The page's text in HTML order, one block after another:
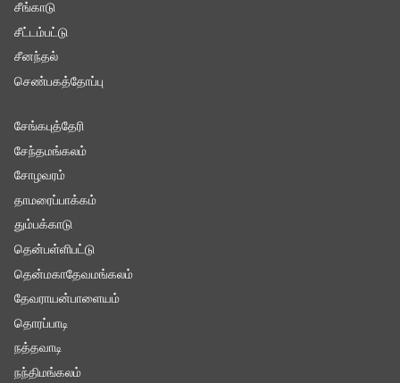
சீங்காடு
சீட்டம்பட்டு
சீனந்தல்
செண்பகத்தோப்பு
சேங்கபுத்தேரி
சேந்தமங்கலம்
சோழவரம்
தாமரைப்பாக்கம்
தும்பக்காடு
தென்பள்ளிபட்டு
தென்மகாதேவமங்கலம்
தேவராயன்பாளையம்
தொரப்பாடி
நத்தவாடி
நந்திமங்கலம்